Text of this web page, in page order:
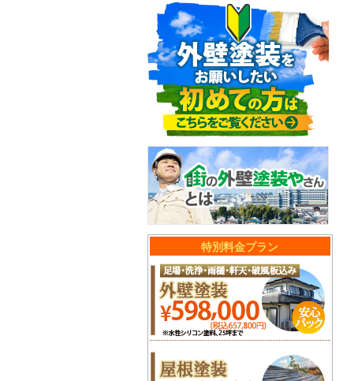
特別料金プラン